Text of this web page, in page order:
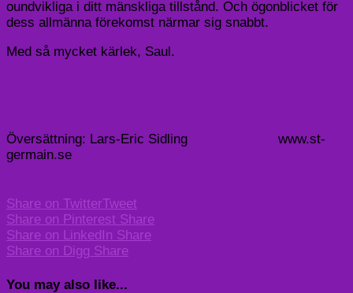
oundvikliga i ditt mänskliga tillstånd. Och ögonblicket för
dess allmänna förekomst närmar sig snabbt.
Med så mycket kärlek, Saul.
Översättning: Lars-Eric Sidling www.st-
germain.se
Share on TwitterTweet
Share on Pinterest Share
Share on LinkedIn Share
Share on Digg Share
You may also like...